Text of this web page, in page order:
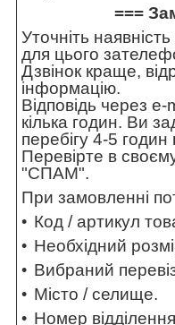
===
Уточніть
для цього
Дзвінок краще,
інформацію.
Відповідь через
кілька годин. Ви
перебігу 4-5
Перевірте в
"СПАМ".
При замовленні
Код / артикул
Необхідний
Вибраний
Місто / селище.
Номер